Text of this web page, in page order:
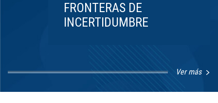
FRONTERAS DE
INCERTIDUMBRE
Ver más
1